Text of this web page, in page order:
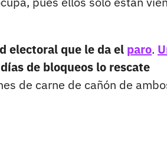
electoral que le da el paro.
de bloqueos lo rescate
de carne de cañón de